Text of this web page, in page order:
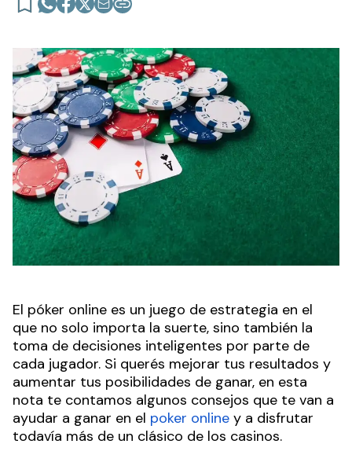
El póker online es un juego de estrategia en el
que no solo importa la suerte, sino también la
toma de decisiones inteligentes por parte de
cada jugador. Si querés mejorar tus resultados y
aumentar tus posibilidades de ganar, en esta
nota te contamos algunos consejos que te van a
ayudar a ganar en el poker online y a disfrutar
todavía más de un clásico de los casinos.